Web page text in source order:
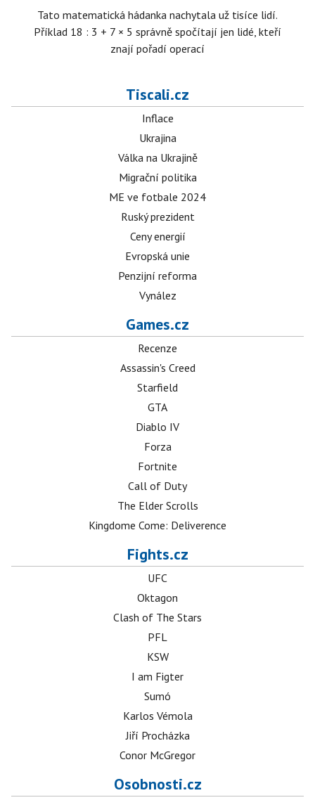
Tato matematická hádanka nachytala už tisíce lidí.
Příklad 18 : 3 + 7 × 5 správně spočítají jen lidé, kteří
znají pořadí operací
Tiscali.cz
Inflace
Ukrajina
Válka na Ukrajině
Migrační politika
ME ve fotbale 2024
Ruský prezident
Ceny energií
Evropská unie
Penzijní reforma
Vynález
Games.cz
Recenze
Assassin's Creed
Starfield
GTA
Diablo IV
Forza
Fortnite
Call of Duty
The Elder Scrolls
Kingdome Come: Deliverence
Fights.cz
UFC
Oktagon
Clash of The Stars
PFL
KSW
I am Figter
Sumó
Karlos Vémola
Jiří Procházka
Conor McGregor
Osobnosti.cz